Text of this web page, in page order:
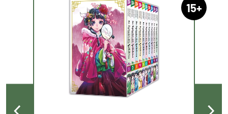
15+